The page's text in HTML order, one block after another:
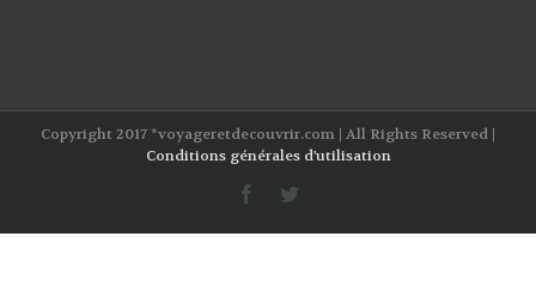
Copyright 2017 *voyageretdecouvrir.com | All Rights Reserved |
Conditions générales d'utilisation
facebook